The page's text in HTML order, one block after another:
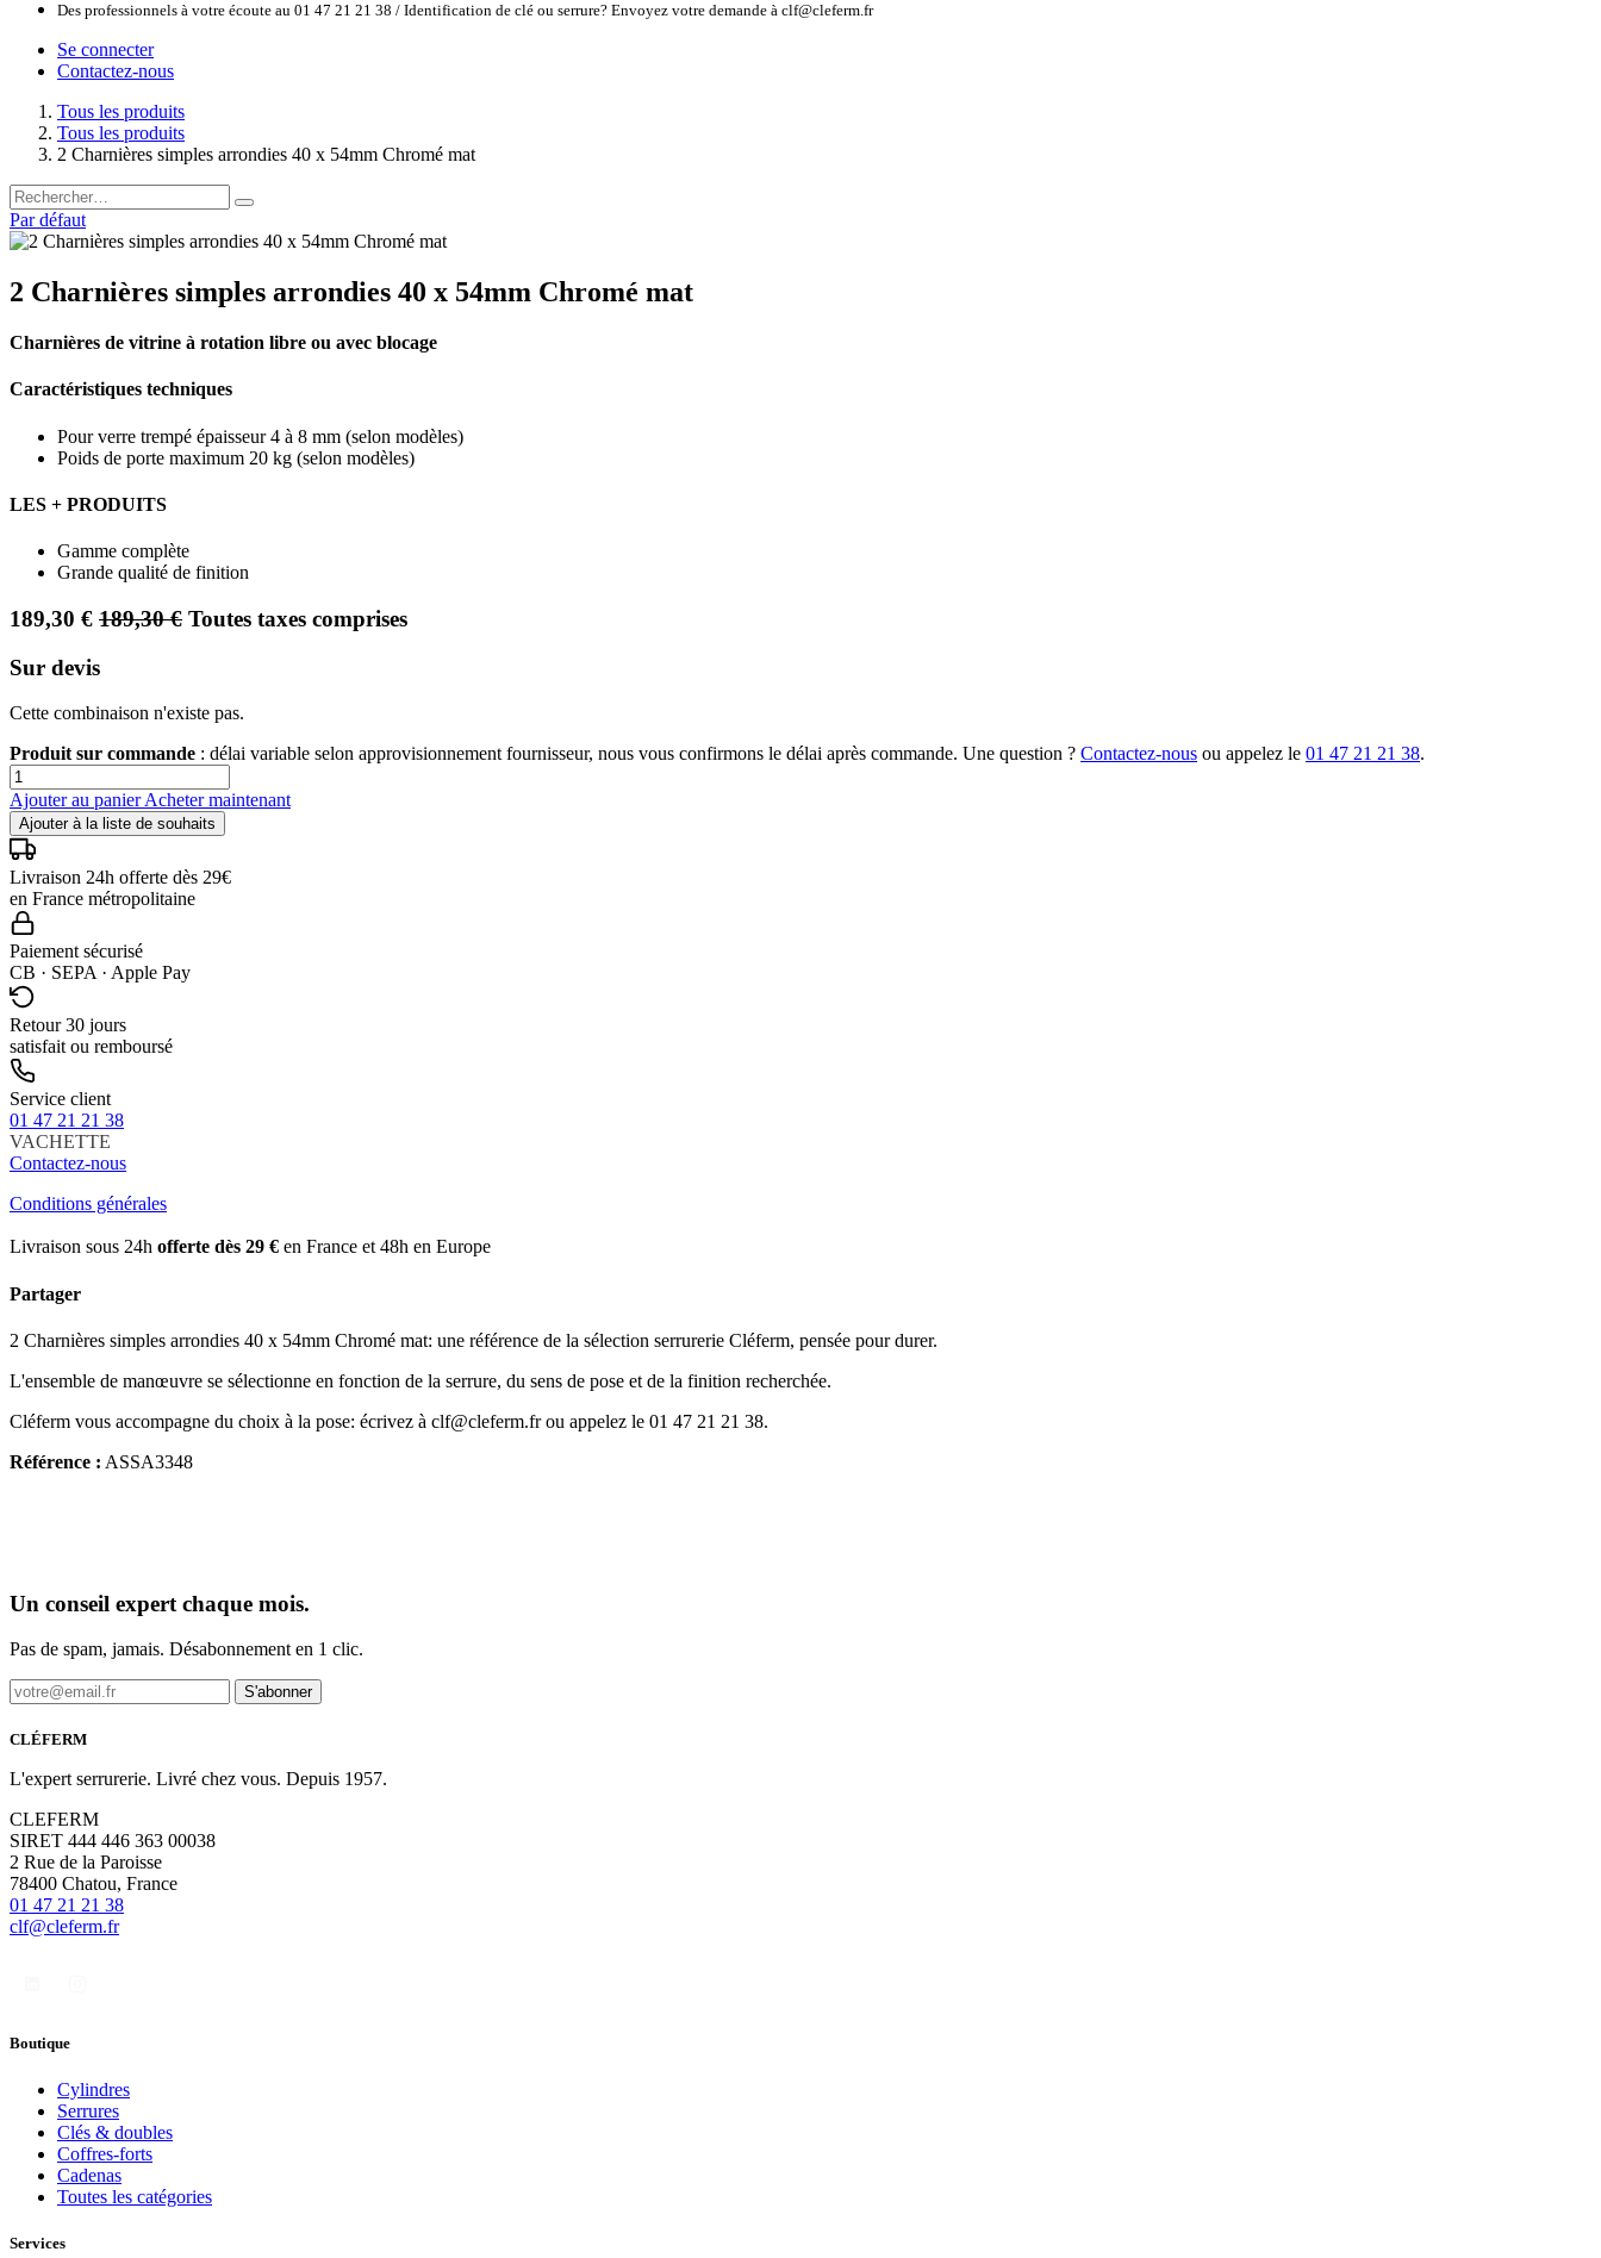
Des professionnels à votre écoute au 01 47 21 21 38 / Identification de clé ou serrure? Envoyez votre demande à clf@cleferm.fr
Se connecter
Contactez-nous
Tous les produits
Tous les produits
2 Charnières simples arrondies 40 x 54mm Chromé mat
Par défaut
2 Charnières simples arrondies 40 x 54mm Chromé mat
Charnières de vitrine à rotation libre ou avec blocage
Caractéristiques techniques
Pour verre trempé épaisseur 4 à 8 mm (selon modèles)
Poids de porte maximum 20 kg (selon modèles)
LES + PRODUITS
Gamme complète
Grande qualité de finition
189,30 € 189,30€ Toutes taxes comprises
Sur devis
Cette combinaison n'existe pas.
Produit sur commande : délai variable selon approvisionnement fournisseur, nous vous confirmons le délai après commande. Une question ? Contactez-nous ou appelez le 01 47 21 21 38.
Ajouter au panierAcheter maintenant
Ajouter à la liste de souhaits
Livraison 24h offerte dès 29€
en France métropolitaine
Paiement sécurisé
CB · SEPA · Apple Pay
Retour 30 jours
satisfait ou remboursé
Service client
01 47 21 21 38
VACHETTE
Contactez-nous
Conditions générales
Livraison sous 24h offerte dès 29 € en France et 48h en Europe
Partager
2 Charnières simples arrondies 40 x 54mm Chromé mat: une référence de la sélection serrurerie Cléferm, pensée pour durer.
L'ensemble de manœuvre se sélectionne en fonction de la serrure, du sens de pose et de la finition recherchée.
Cléferm vous accompagne du choix à la pose: écrivez à clf@cleferm.fr ou appelez le 01 47 21 21 38.
Référence : ASSA3348
Un conseil expert chaque mois.
Pas de spam, jamais. Désabonnement en 1 clic.
S'abonner
CLÉFERM
L'expert serrurerie. Livré chez vous. Depuis 1957.
CLEFERM
SIRET 444 446 363 00038
2 Rue de la Paroisse
78400 Chatou, France
01 47 21 21 38
clf@cleferm.fr
Boutique
Cylindres
Serrures
Clés & doubles
Coffres-forts
Cadenas
Toutes les catégories
Services